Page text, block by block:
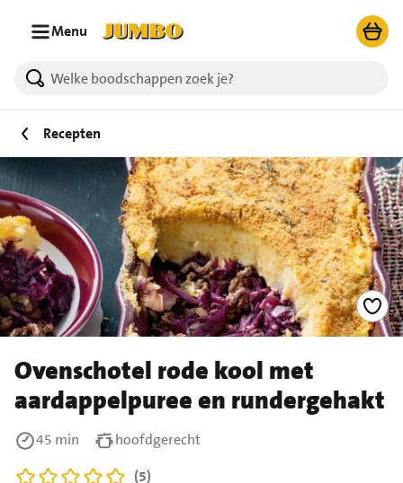
Menu
Recepten
Ovenschotel rode kool met
aardappelpuree en rundergehakt
45 min
hoofdgerecht
(5)